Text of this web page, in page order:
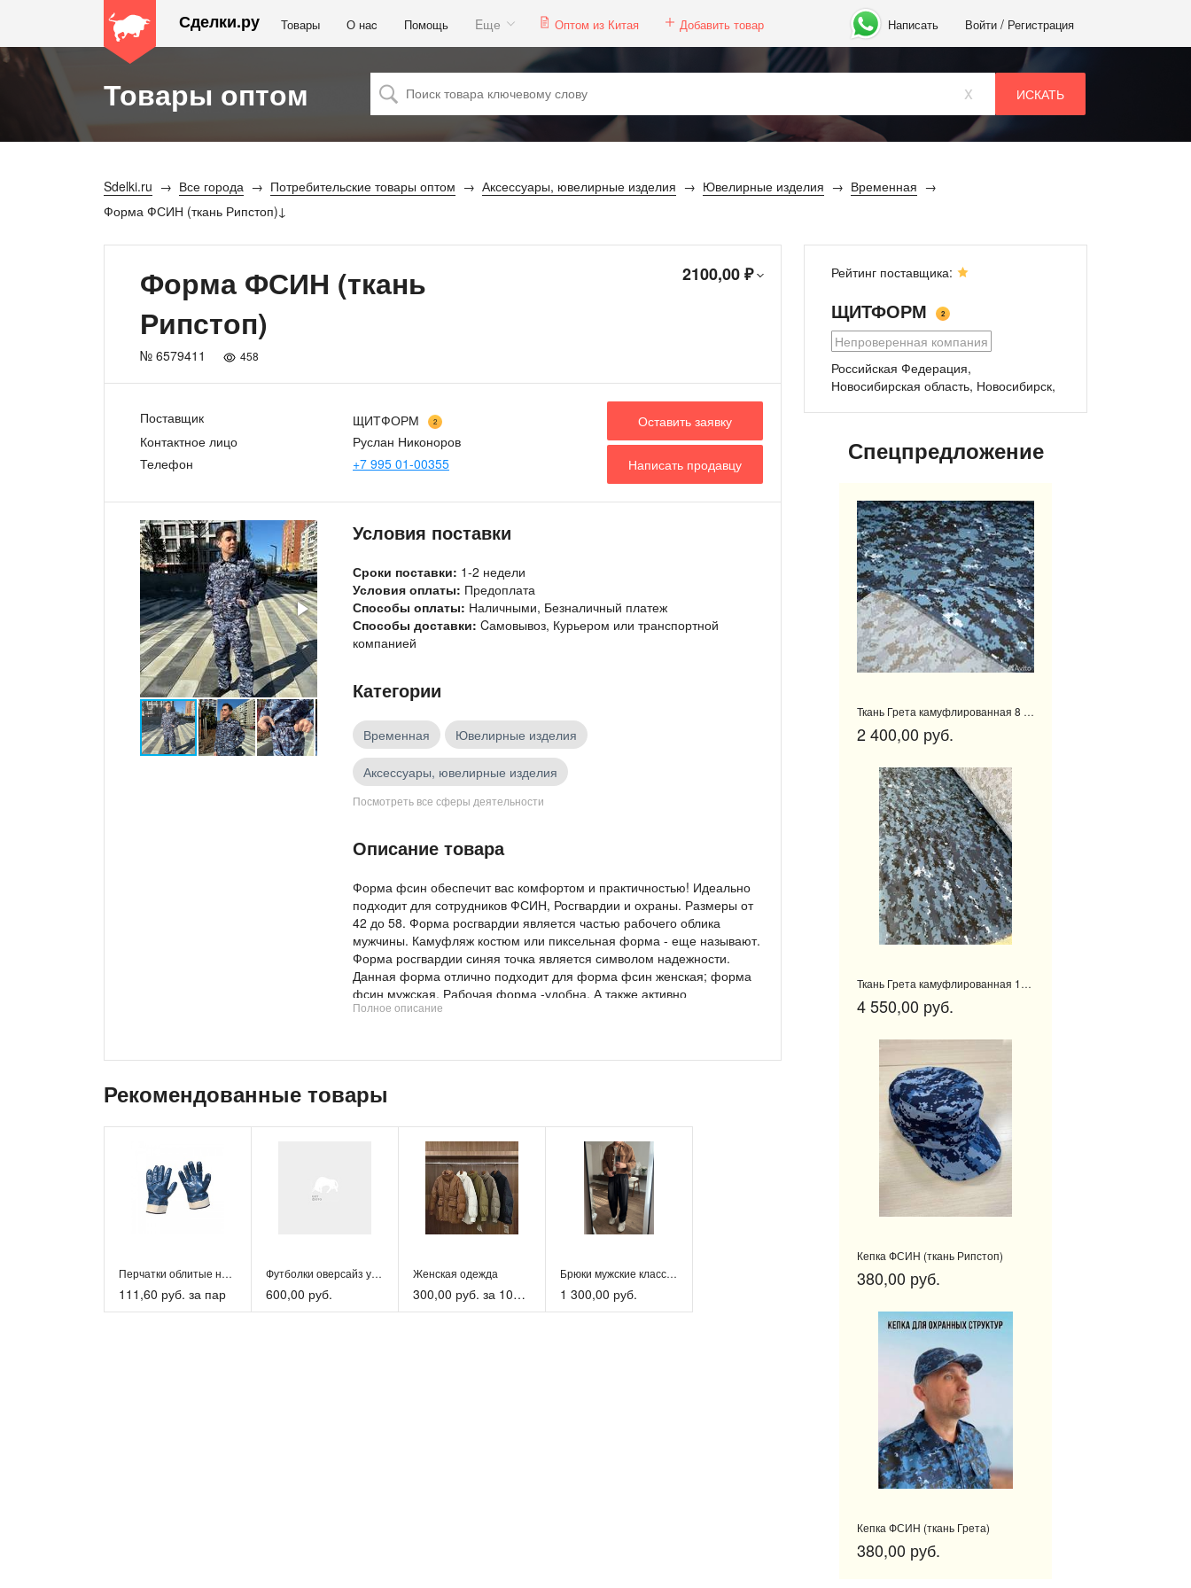
Сделки.ру Написать Войти / Регистрация
Товары О наc Помощь Eще Оптом из Китая Добавить товар
Товары оптом x
Sdelki.ru Все города Потребительские товары оптом Аксессуары, ювелирные изделия Ювелирные изделия
Временная
Форма ФСИН (ткань Рипстоп)
Форма ФСИН (ткань
Рипстоп)
№ 6579411 458
2100,00 ₽
Поставщик ЩИТФОРМ 2
Контактное лицо
Руслан Никоноров
Телефон
+7 995 01-00355
Оставить заявку
Написать продавцу
Условия поставки
Сроки поставки: 1-2 недели
Условия оплаты: Предоплата
Способы оплаты: Наличными, Безналичный платеж
Способы доставки: Cамовывоз, Курьером или транспортной
компанией
Категории
Временная Ювелирные изделия
Аксессуары, ювелирные изделия
Потребительские товары оптом
Посмотреть все сферы деятельности
Описание товара
Форма фсин обеспечит вас комфортом и практичностью! Идеально
подходит для сотрудников ФСИН, Росгвардии и охраны. Размеры от
42 до 58. Форма росгвардии является частью рабочего облика
мужчины. Камуфляж костюм или пиксельная форма - еще называют.
Форма росгвардии синяя точка является символом надежности.
Данная форма отлично подходит для форма фсин женская; форма
фсин мужская. Рабочая форма -удобна. А также активно
применяется в охранной структуре как форма охраны; форма
обладает прочностью. Все аспекты делают костюм фсин; костюм
охранника надежен. Форма охранника синяя помогает охраннику
безопасной работы или пребывания на охраняемом объекте.
Костюм охраны важен для работы. Костюм камуфляжный мужской
летний можно использовать как уставную форменную одежду, так и
для рыбалки, отдыха на природе, работы по дому или даче.
Качественный пошив и внимание к деталям обеспечивают отличный
Полное описание
Рекомендованные товары
Перчатки облитые нитрилом СИНИЕ манжет-крага
111,60 руб. за пар
Футболки оверсайз унисекс
600,00 руб.
Женская одежда
300,00 руб. за 100шт
Брюки мужские классические
1 300,00 руб.
Рейтинг поставщика:
ЩИТФОРМ 2
Непроверенная компания
Российская Федерация,
Новосибирская область, Новосибирск,
Спецпредложение
Ткань Грета камуфлированная 8 метров
2 400,00 руб.
Ткань Грета камуфлированная 13 метров
4 550,00 руб.
Кепка ФСИН (ткань Рипстоп)
380,00 руб.
Кепка ФСИН (ткань Грета)
380,00 руб.